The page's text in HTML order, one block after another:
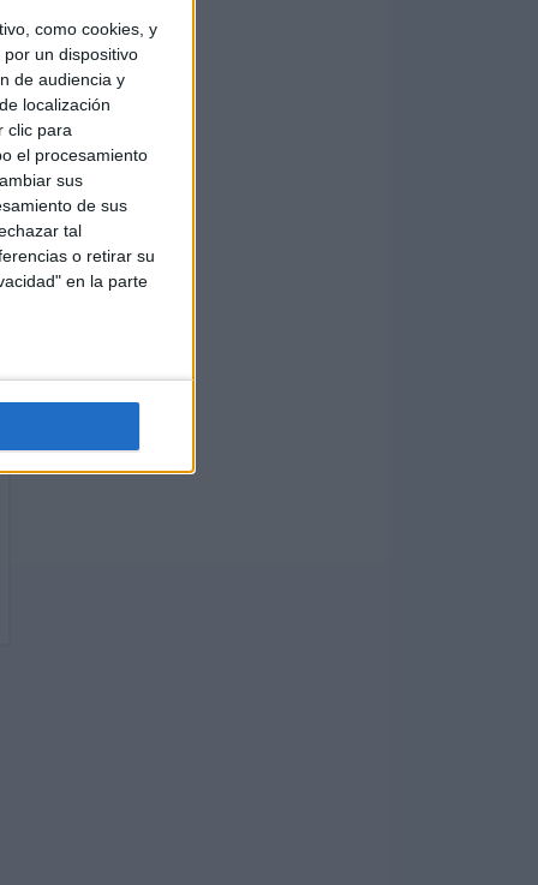
como cookies, y
un dispositivo
de audiencia y
localización
clic para
el procesamiento
sus
de sus
tal
o retirar su
en la parte